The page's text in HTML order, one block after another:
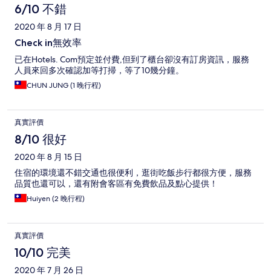
6/10 不錯
2020 年 8 月 17 日
Check in無效率
已在Hotels. Com預定並付費,但到了櫃台卻沒有訂房資訊，服務
人員來回多次確認加等打掃，等了10幾分鐘。
CHUN JUNG (1 晚行程)
真實評價
8/10 很好
2020 年 8 月 15 日
住宿的環境還不錯交通也很便利，逛街吃飯步行都很方便，服務
品質也還可以，還有附會客區有免費飲品及點心提供！
Huiyen (2 晚行程)
真實評價
10/10 完美
2020 年 7 月 26 日